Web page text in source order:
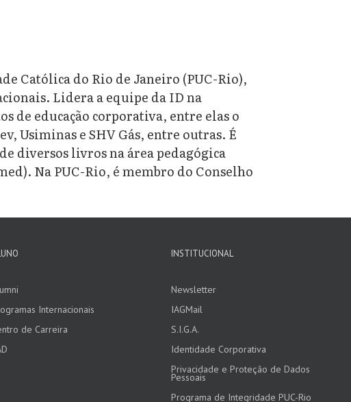
Católica do Rio de Janeiro (PUC-Rio),
Lidera a equipe da ID na
de educação corporativa, entre elas o
Usiminas e SHV Gás, entre outras. É
diversos livros na área pedagógica
Na PUC-Rio, é membro do Conselho
Internacionais
de Carreira
INSTITUCIONAL
Newsletter
IAGMail
S.I.G.A.
Identidade Corporativa
Privacidade e Proteção de Dados
Pessoais
Programa de Integridade PUC-Rio